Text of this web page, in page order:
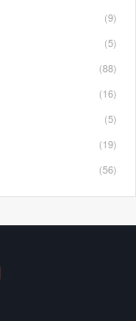
(9)
(5)
(88)
(16)
(5)
(19)
(56)